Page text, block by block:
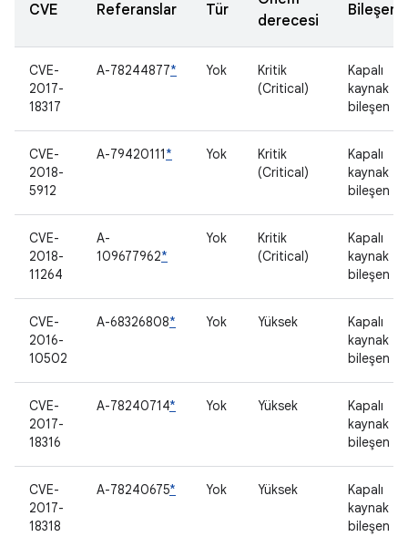
CVE Referanslar Tür
derecesi
Bileşen
CVE-
2017-
18317
A-78244877* Yok
Kritik
(Critical)
Kapalı
kaynak
bileşen
CVE-
2018-
5912
A-79420111* Yok
Kritik
(Critical)
Kapalı
kaynak
bileşen
CVE-
2018-
11264
A-
109677962*
Yok
Kritik
(Critical)
Kapalı
kaynak
bileşen
CVE-
2016-
10502
A-68326808* Yok Yüksek
Kapalı
kaynak
bileşen
CVE-
2017-
18316
A-78240714* Yok Yüksek
Kapalı
kaynak
bileşen
CVE-
2017-
18318
A-78240675* Yok Yüksek
Kapalı
kaynak
bileşen